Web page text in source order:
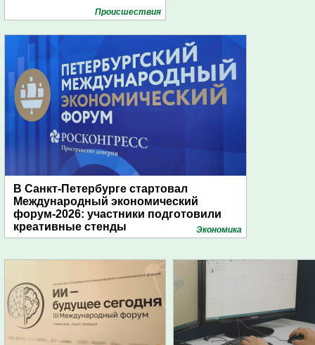
Проиcшествия
В Санкт-Петербурге стартовал
Международный экономический
форум-2026: участники подготовили
креативные стенды
Экономика